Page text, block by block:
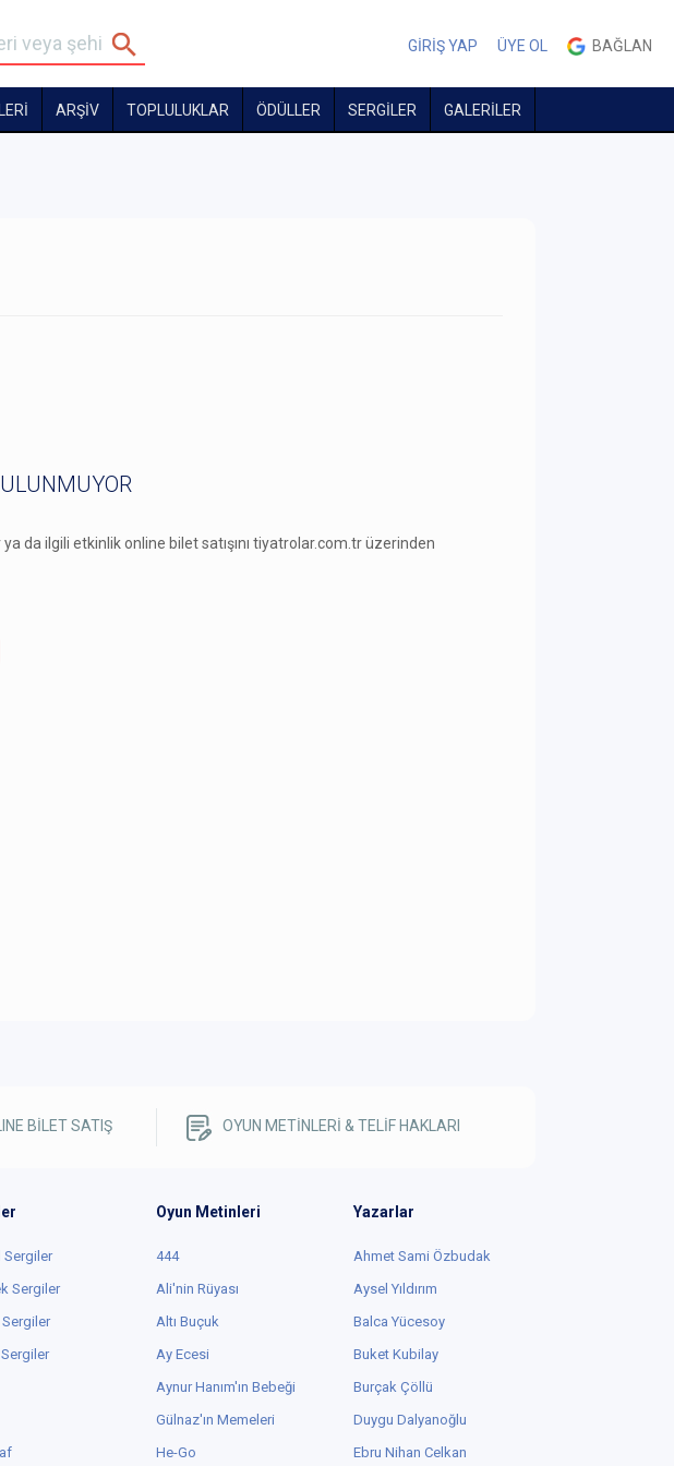
GİRİŞ YAP ÜYE OL BAĞLAN
ARŞİV TOPLULUKLAR ÖDÜLLER SERGİLER GALERİLER
da ilgili etkinlik online bilet satışını tiyatrolar.com.tr üzerinden
BİLET SATIŞ OYUN METİNLERİ & TELİF HAKLARI
Sergiler
Sergiler
Oyun Metinleri
444
Ali'nin Rüyası
Altı Buçuk
Ay Ecesi
Aynur Hanım'ın Bebeği
Gülnaz'ın Memeleri
He-Go
Yazarlar
Ahmet Sami Özbudak
Aysel Yıldırım
Balca Yücesoy
Buket Kubilay
Burçak Çöllü
Duygu Dalyanoğlu
Ebru Nihan Celkan